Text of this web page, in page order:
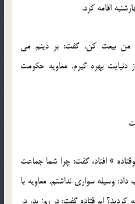
اقامه کرد.
من بیعت کن. گفت: بر دینم می
بهره گیرم. معاویه حکومت
» افتاد، گفت: چرا شما جماعت
داد: وسیله سواری نداشتم. معاویه با
ابو قتاده گفت: در روز بدر در